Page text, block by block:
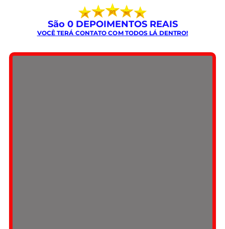
São 0 DEPOIMENTOS REAIS
VOCÊ TERÁ CONTATO COM TODOS LÁ DENTRO!